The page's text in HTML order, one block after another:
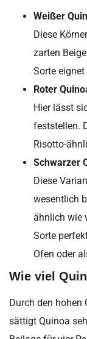
Weißer
Diese
zarten
Sorte
Roter
Hier lässt
feststellen.
Risotto-
Schwarzer
Diese
wesentlich
ähnlich wie
Sorte
Ofen oder
Wie viel
Durch den
sättigt Quinoa